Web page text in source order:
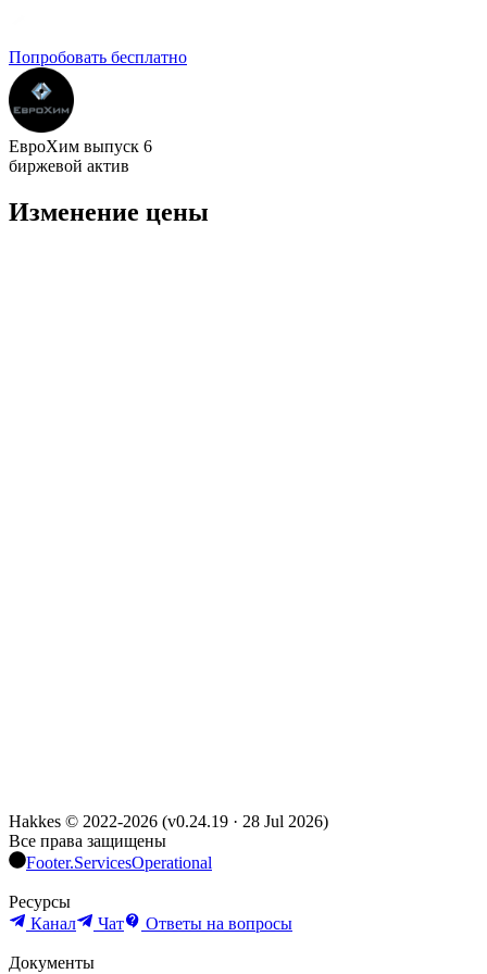
Попробовать бесплатно
ЕвроХим выпуск 6
биржевой актив
Изменение цены
Hakkes © 2022-2026 (v0.24.19 · 28 Jul 2026)
Все права защищены
Footer.ServicesOperational
Ресурсы
Канал
Чат Ответы на вопросы
Документы